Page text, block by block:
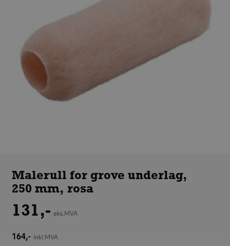
underlag,
250 mm,
Malerull for grove underlag,
250 mm, rosa
131,- eks.MVA
164,- inkl.MVA